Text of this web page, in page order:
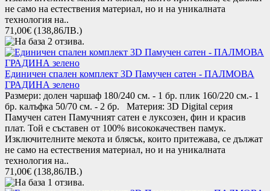
не само на естествения материал, но и на уникалната
технология на..
71,00€ (138,86ЛВ.)
Единичен спален комплект 3D Памучен сатен - ПАЛМОВА
ГРАДИНА зелено
Размери: долен чаршаф 180/240 см. - 1 бр. плик 160/220 см.- 1
бр. калъфка 50/70 см. - 2 бр. Материя: 3D Digital серия
Памучен сатен Памучният сатен е луксозен, фин и красив
плат. Той е съставен от 100% висококачествен памук.
Изключителните мекота и блясък, които притежава, се дължат
не само на естествения материал, но и на уникалната
технология на..
71,00€ (138,86ЛВ.)